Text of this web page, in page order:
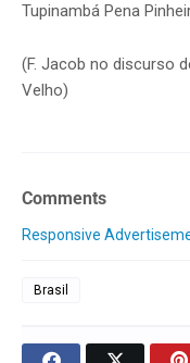
Tupinambá Pena
(F. Jacob no discurso
Velho)
Comments
Responsive
Brasil